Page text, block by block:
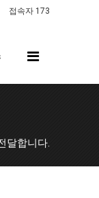
접속자 173
전
메
달합니다.